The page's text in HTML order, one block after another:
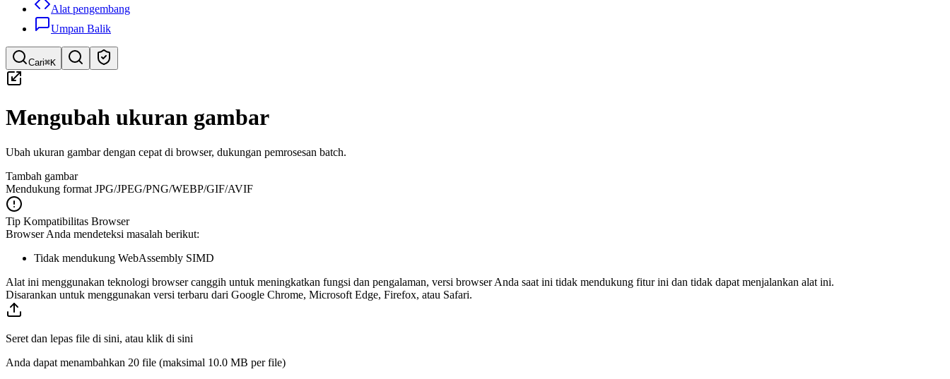
Alat pengembang
Umpan Balik
Cari⌘K
Pencarian cepat untuk alat
Mengubah ukuran gambar
Ubah ukuran gambar dengan cepat di browser, dukungan pemrosesan batch.
Tambah gambar
Mendukung format JPG/JPEG/PNG/WEBP/GIF/AVIF
Tip Kompatibilitas Browser
Browser Anda mendeteksi masalah berikut:
Tidak mendukung WebAssembly SIMD
Alat ini menggunakan teknologi browser canggih untuk meningkatkan fungsi dan pengalaman, versi browser Anda saat ini tidak mendukung fitur ini dan tidak dapat menjalankan alat ini.
Disarankan untuk menggunakan versi terbaru dari Google Chrome, Microsoft Edge, Firefox, atau Safari.
Seret dan lepas file di sini, atau klik di sini
Anda dapat menambahkan 20 file (maksimal 10.0 MB per file)